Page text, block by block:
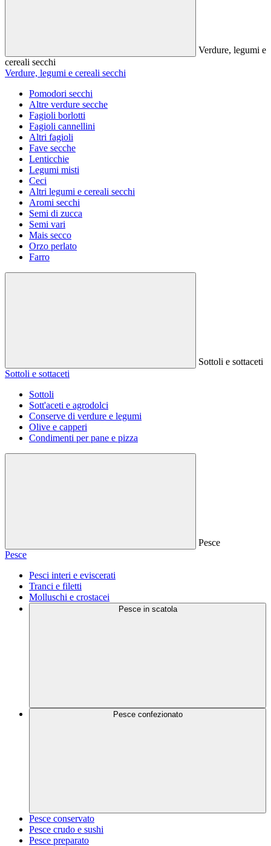
Verdure, legumi e
cereali secchi
Verdure, legumi e cereali secchi
Pomodori secchi
Altre verdure secche
Fagioli borlotti
Fagioli cannellini
Altri fagioli
Fave secche
Lenticchie
Legumi misti
Ceci
Altri legumi e cereali secchi
Aromi secchi
Semi di zucca
Semi vari
Mais secco
Orzo perlato
Farro
Sottoli e sottaceti
Sottoli e sottaceti
Sottoli
Sott'aceti e agrodolci
Conserve di verdure e legumi
Olive e capperi
Condimenti per pane e pizza
Pesce
Pesce
Pesci interi e eviscerati
Tranci e filetti
Molluschi e crostacei
Pesce in scatola
Pesce confezionato
Pesce conservato
Pesce crudo e sushi
Pesce preparato